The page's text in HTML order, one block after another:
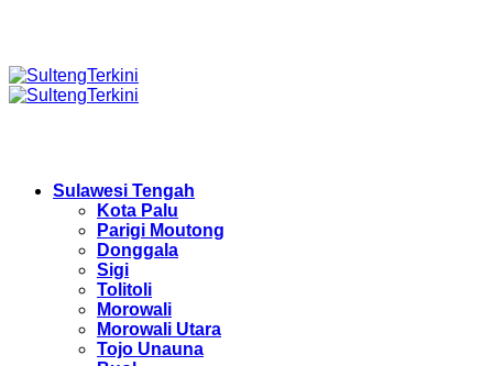
Sulawesi Tengah
Kota Palu
Parigi Moutong
Donggala
Sigi
Tolitoli
Morowali
Morowali Utara
Tojo Unauna